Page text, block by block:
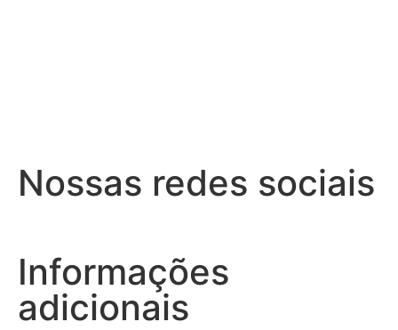
Nossas redes sociais
Informações
adicionais